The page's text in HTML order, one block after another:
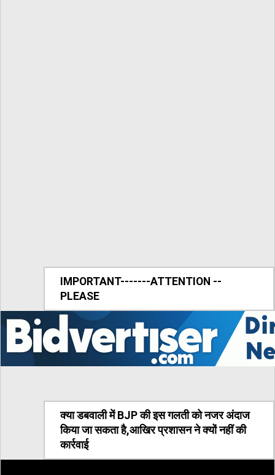
IMPORTANT-------ATTENTION --
PLEASE
क्या डबवाली में BJP की इस गलती को नजर अंदाज
किया जा सकता है,आखिर प्रशासन ने क्यों नहीं की
कार्रवाई